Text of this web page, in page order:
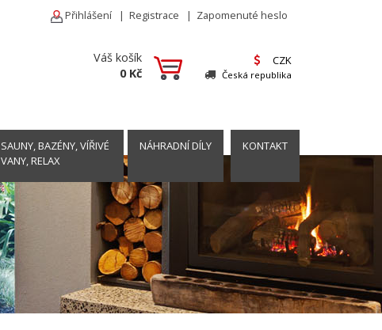
Přihlášení | Registrace | Zapomenuté heslo
Váš košík
0 Kč
CZK
Česká republika
SAUNY, BAZÉNY, VÍŘIVÉ
VANY, RELAX
NÁHRADNÍ DÍLY KONTAKT